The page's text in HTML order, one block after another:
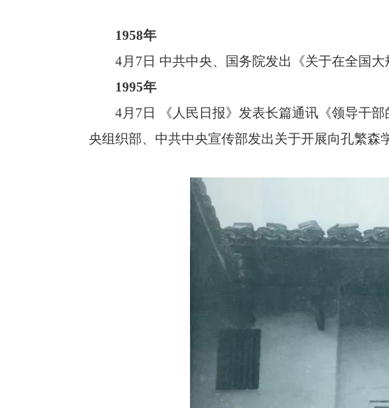
1958年
4月7日 中共中央、国务院发出《关于在全国大
1995年
4月7日 《人民日报》发表长篇通讯《领导干部
央组织部、中共中央宣传部发出关于开展向孔繁森